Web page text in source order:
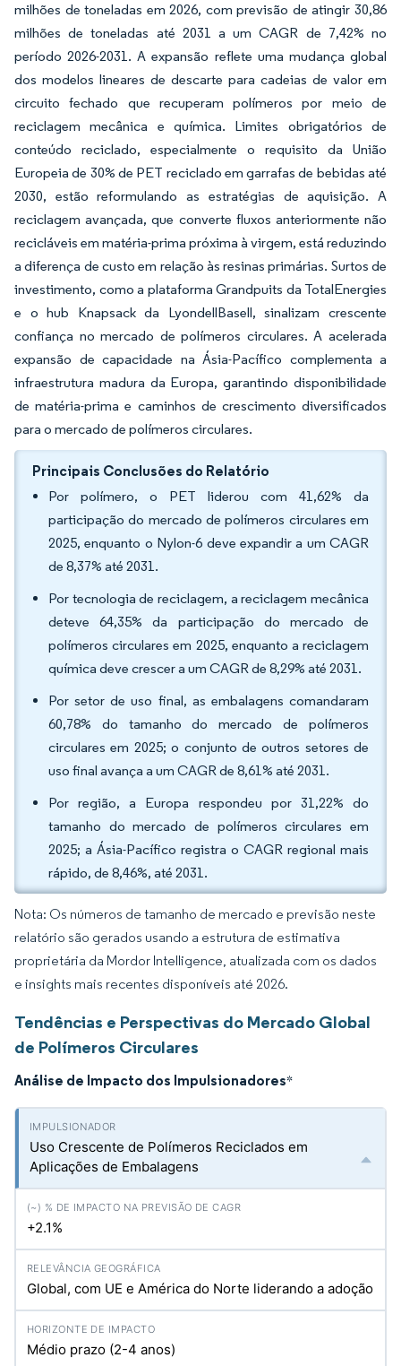
milhões de toneladas em 2026, com previsão de atingir 30,86
milhões de toneladas até 2031 a um CAGR de 7,42% no
período 2026-2031. A expansão reflete uma mudança global
dos modelos lineares de descarte para cadeias de valor em
circuito fechado que recuperam polímeros por meio de
reciclagem mecânica e química. Limites obrigatórios de
conteúdo reciclado, especialmente o requisito da União
Europeia de 30% de PET reciclado em garrafas de bebidas até
2030, estão reformulando as estratégias de aquisição. A
reciclagem avançada, que converte fluxos anteriormente não
recicláveis em matéria-prima próxima à virgem, está reduzindo
a diferença de custo em relação às resinas primárias. Surtos de
investimento, como a plataforma Grandpuits da TotalEnergies
e o hub Knapsack da LyondellBasell, sinalizam crescente
confiança no mercado de polímeros circulares. A acelerada
expansão de capacidade na Ásia-Pacífico complementa a
infraestrutura madura da Europa, garantindo disponibilidade
de matéria-prima e caminhos de crescimento diversificados
para o mercado de polímeros circulares.
Principais Conclusões do Relatório
Por polímero, o PET liderou com 41,62% da
participação do mercado de polímeros circulares em
2025, enquanto o Nylon-6 deve expandir a um CAGR
de 8,37% até 2031.
Por tecnologia de reciclagem, a reciclagem mecânica
deteve 64,35% da participação do mercado de
polímeros circulares em 2025, enquanto a reciclagem
química deve crescer a um CAGR de 8,29% até 2031.
Por setor de uso final, as embalagens comandaram
60,78% do tamanho do mercado de polímeros
circulares em 2025; o conjunto de outros setores de
uso final avança a um CAGR de 8,61% até 2031.
Por região, a Europa respondeu por 31,22% do
tamanho do mercado de polímeros circulares em
2025; a Ásia-Pacífico registra o CAGR regional mais
rápido, de 8,46%, até 2031.
Nota: Os números de tamanho de mercado e previsão neste
relatório são gerados usando a estrutura de estimativa
proprietária da Mordor Intelligence, atualizada com os dados
e insights mais recentes disponíveis até 2026.
Tendências e Perspectivas do Mercado Global
de Polímeros Circulares
Análise de Impacto dos Impulsionadores*
Uso Crescente de Polímeros Reciclados em
Aplicações de Embalagens
+2.1%
Global, com UE e América do Norte liderando a adoção
Médio prazo (2-4 anos)